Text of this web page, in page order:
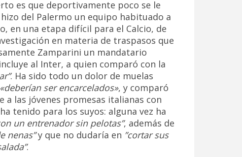
es que deportivamente poco se le
del Palermo un equipo habituado a
en una etapa difícil para el Calcio, de
en materia de traspasos que
Zamparini un mandatario
incluye al Inter, a quien comparó con la
. Ha sido todo un dolor de muelas
«deberían ser encarcelados», y comparó
a las jóvenes promesas italianas con
tenido para los suyos: alguna vez ha
un entrenador sin pelotas”, además de
nenas”y que no dudaría en ”cortar sus
.